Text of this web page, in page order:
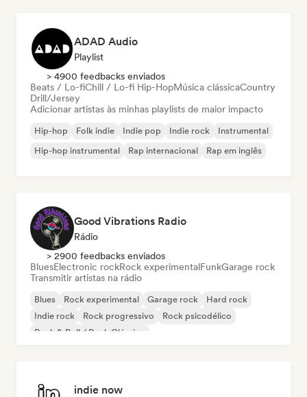
ADAD Audio
Playlist
> 4900 feedbacks enviados
Beats / Lo-fiChill / Lo-fi Hip-HopMúsica clássicaCountry
Drill/Jersey
Adicionar artistas às minhas playlists de maior impacto
Hip-hop Folk indie Indie pop Indie rock
Instrumental
Hip-hop instrumental
Rap internacional Rap em inglês
Good Vibrations Radio
Rádio
> 2900 feedbacks enviados
BluesElectronic rockRock experimentalFunkGarage rock
Transmitir artistas na rádio
Blues Rock experimental Garage rock
Hard rock
Indie rock
Rock progressivo
Rock psicodélico
Rock & Roll / Rock Clássico
indie now